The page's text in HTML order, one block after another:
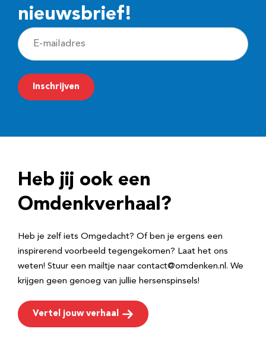
nieuwsbrief!
E
-
m
a
r
e
Inschrijven
Heb jij ook een
Omdenkverhaal?
Heb je zelf iets Omgedacht? Of ben je ergens een
inspirerend voorbeeld tegengekomen? Laat het ons
weten! Stuur een mailtje naar contact@omdenken.nl. We
krijgen geen genoeg van jullie hersenspinsels!
Vertel jouw verhaal